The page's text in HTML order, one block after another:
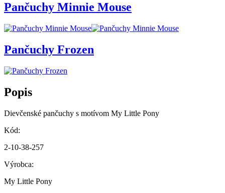
Pančuchy Minnie Mouse
Pančuchy Frozen
Popis
Dievčenské pančuchy s motívom My Little Pony
Kód:
2-10-38-257
Výrobca:
My Little Pony